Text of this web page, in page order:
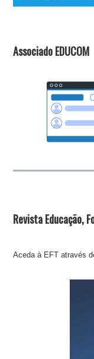
Associado EDUCOM
Revista Educação,
Aceda à EFT através